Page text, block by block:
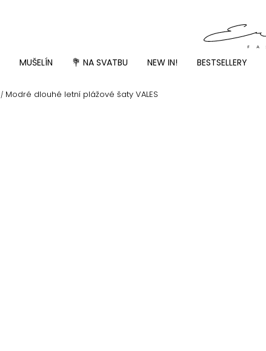
MUŠELÍN 💐 NA SVATBU NEW IN! BESTSELLERY
/ Modré dlouhé letní plážové šaty VALES